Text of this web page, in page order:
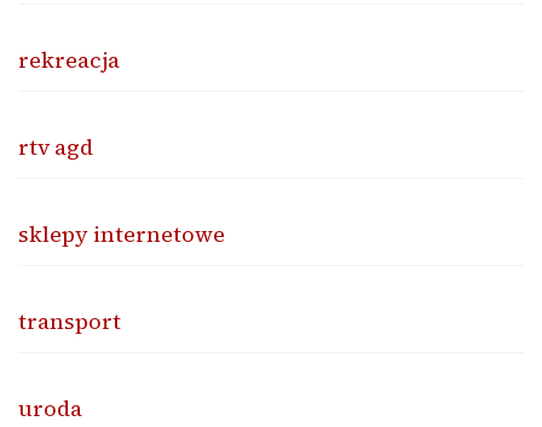
rekreacja
rtv agd
sklepy internetowe
transport
uroda